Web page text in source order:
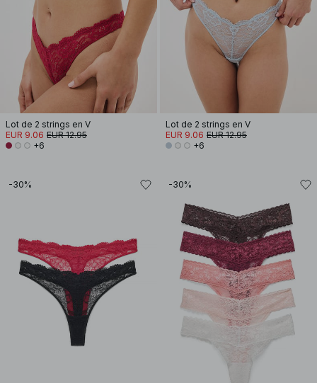
Lot de 2 strings en V
EUR 9.06 EUR 12.95
+6
Lot de 2 strings en V
EUR 9.06 EUR 12.95
+6
-30% -30%